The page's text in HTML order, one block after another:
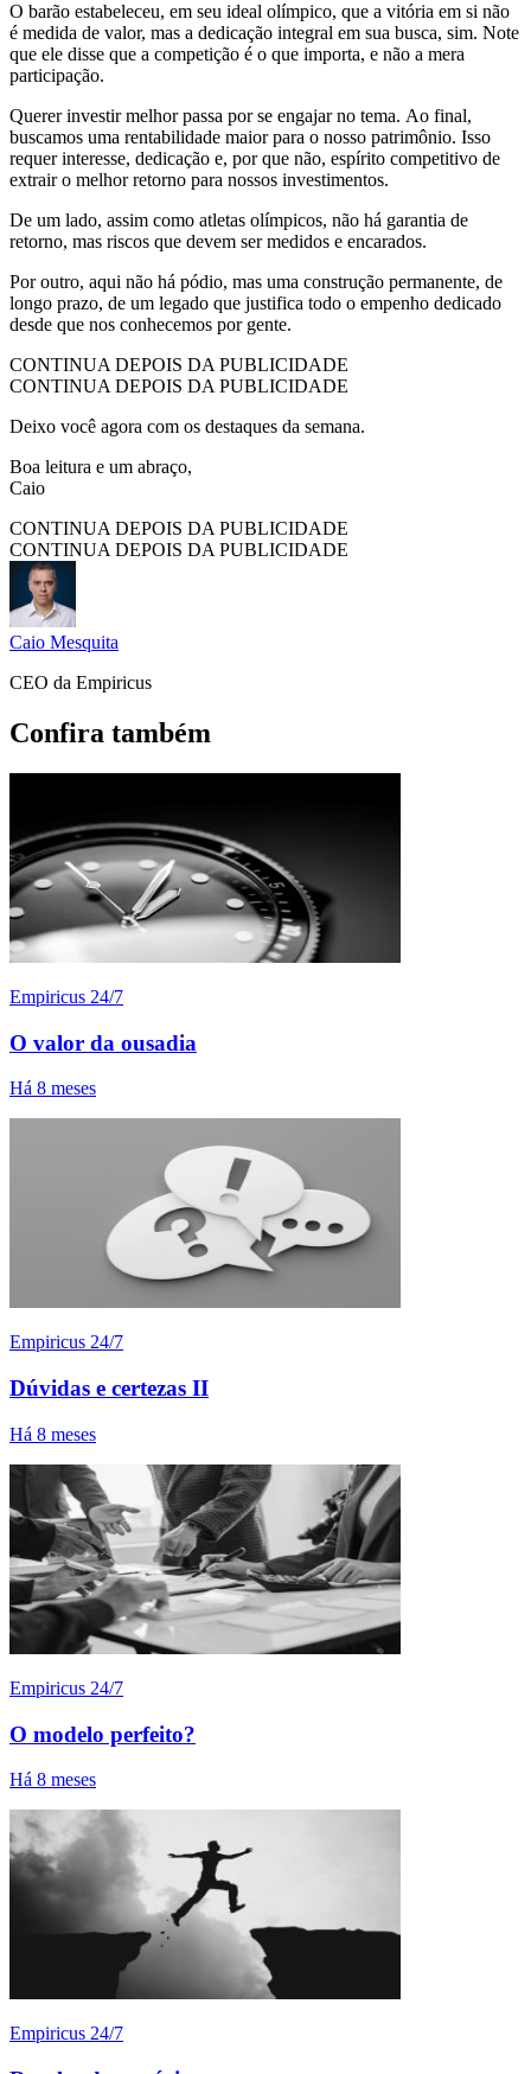
O barão estabeleceu, em seu ideal olímpico, que a vitória em si não
é medida de valor, mas a dedicação integral em sua busca, sim. Note
que ele disse que a competição é o que importa, e não a mera
participação.
Querer investir melhor passa por se engajar no tema. Ao final,
buscamos uma rentabilidade maior para o nosso patrimônio. Isso
requer interesse, dedicação e, por que não, espírito competitivo de
extrair o melhor retorno para nossos investimentos.
De um lado, assim como atletas olímpicos, não há garantia de
retorno, mas riscos que devem ser medidos e encarados.
Por outro, aqui não há pódio, mas uma construção permanente, de
longo prazo, de um legado que justifica todo o empenho dedicado
desde que nos conhecemos por gente.
CONTINUA DEPOIS DA PUBLICIDADE
CONTINUA DEPOIS DA PUBLICIDADE
Deixo você agora com os destaques da semana.
Boa leitura e um abraço,
Caio
CONTINUA DEPOIS DA PUBLICIDADE
CONTINUA DEPOIS DA PUBLICIDADE
Caio Mesquita
CEO da Empiricus
Confira também
Empiricus 24/7
O valor da ousadia
Há 8 meses
Empiricus 24/7
Dúvidas e certezas II
Há 8 meses
Empiricus 24/7
O modelo perfeito?
Há 8 meses
Empiricus 24/7